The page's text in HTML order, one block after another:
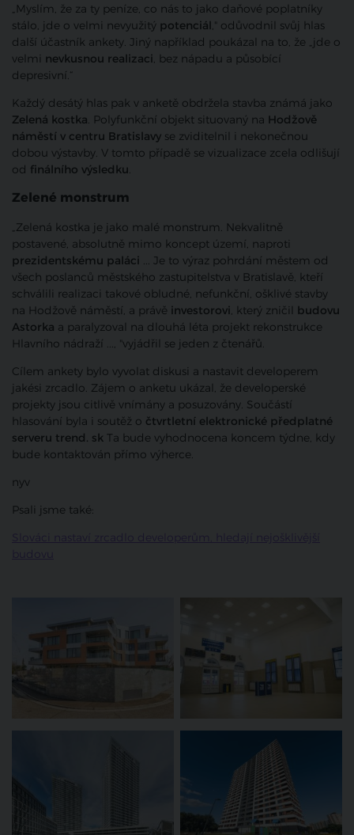
„Myslím, že za ty peníze, co nás to jako daňové poplatníky
stálo, jde o velmi nevyužitý potenciál," odůvodnil svůj hlas
další účastník ankety. Jiný například poukázal na to, že „jde o
velmi nevkusnou realizaci, bez nápadu a působící
depresivní.“
Každý desátý hlas pak v anketě obdržela stavba známá jako
Zelená kostka. Polyfunkční objekt situovaný na Hodžově
náměstí v centru Bratislavy se zviditelnil i nekonečnou
dobou výstavby. V tomto případě se vizualizace zcela odlišují
od finálního výsledku.
Zelené monstrum
„Zelená kostka je jako malé monstrum. Nekvalitně
postavené, absolutně mimo koncept území, naproti
prezidentskému paláci ... Je to výraz pohrdání městem od
všech poslanců městského zastupitelstva v Bratislavě, kteří
schválili realizaci takové obludné, nefunkční, ošklivé stavby
na Hodžově náměstí, a právě investorovi, který zničil budovu
Astorka a paralyzoval na dlouhá léta projekt rekonstrukce
Hlavního nádraží ..., "vyjádřil se jeden z čtenářů.
Cílem ankety bylo vyvolat diskusi a nastavit developerem
jakési zrcadlo. Zájem o anketu ukázal, že developerské
projekty jsou citlivě vnímány a posuzovány. Součástí
hlasování byla i soutěž o čtvrtletní elektronické předplatné
serveru trend. sk Ta bude vyhodnocena koncem týdne, kdy
bude kontaktován přímo výherce.
nyv
Psali jsme také:
Slováci nastaví zrcadlo developerům, hledají nejošklivější
budovu